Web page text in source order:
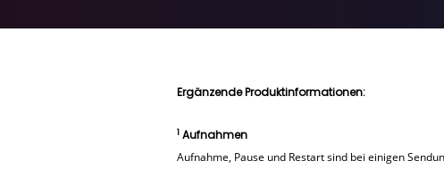
Ergänzende Produktinformationen:
1 Aufnahmen
Aufnahme, Pause und Restart sind bei einigen